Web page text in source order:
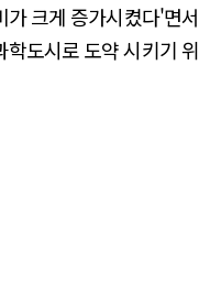
가 크게 증가시켰다'면서
도시로 도약 시키기 위